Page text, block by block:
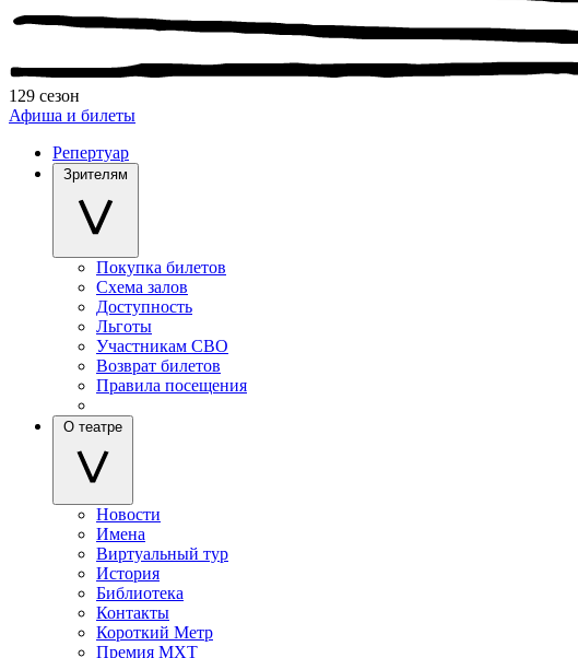
129 сезон
Афиша и билеты
Репертуар
Зрителям
Покупка билетов
Схема залов
Доступность
Льготы
Участникам СВО
Возврат билетов
Правила посещения
О театре
Новости
Имена
Виртуальный тур
История
Библиотека
Контакты
Короткий Метр
Премия МХТ